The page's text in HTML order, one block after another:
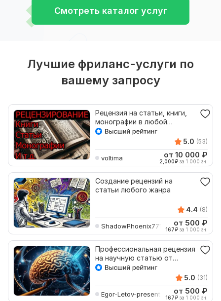
Смотреть каталог услуг
Лучшие фриланс-услуги по
вашему запросу
Рецензия на статьи, книги,
монографии в любой
области
5.0 (53)
voltima от 10 000 ₽
2,000₽ за 1 000 зн.
Создание рецензий на
статьи любого жанра
4.4 (8)
ShadowPhoenix771571 от 500 ₽
167₽ за 1 000 зн.
Профессиональная рецензия
на научную статью от
копирайтера
5.0 (31)
Egor-Letov-present от 500 ₽
167₽ за 1 000 зн.